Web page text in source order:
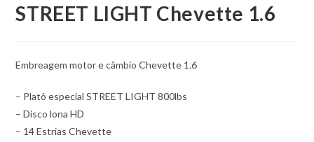
STREET LIGHT Chevette 1.6
Embreagem motor e câmbio Chevette 1.6
– Platô especial STREET LIGHT 800lbs
– Disco lona HD
– 14 Estrias Chevette